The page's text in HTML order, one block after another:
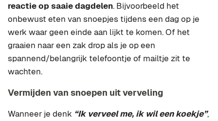
reactie op saaie dagdelen. Bijvoorbeeld het
onbewust eten van snoepjes tijdens een dag op je
werk waar geen einde aan lijkt te komen. Of het
graaien naar een zak drop als je op een
spannend/belangrijk telefoontje of mailtje zit te
wachten.
Vermijden van snoepen uit verveling
Wanneer je denk “Ik verveel me, ik wil een koekje”,